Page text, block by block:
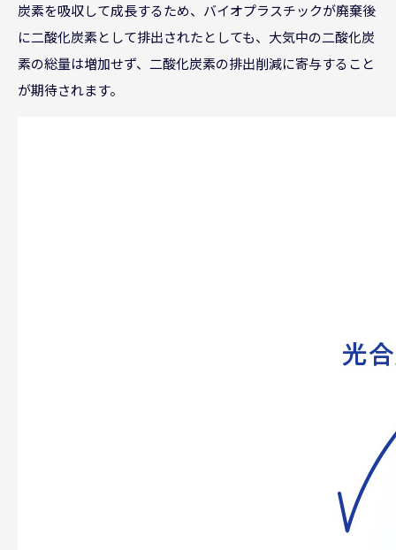
炭素を吸収して成長するため、バイオプラスチックが廃棄後
に二酸化炭素として排出されたとしても、大気中の二酸化炭
素の総量は増加せず、二酸化炭素の排出削減に寄与すること
が期待されます。